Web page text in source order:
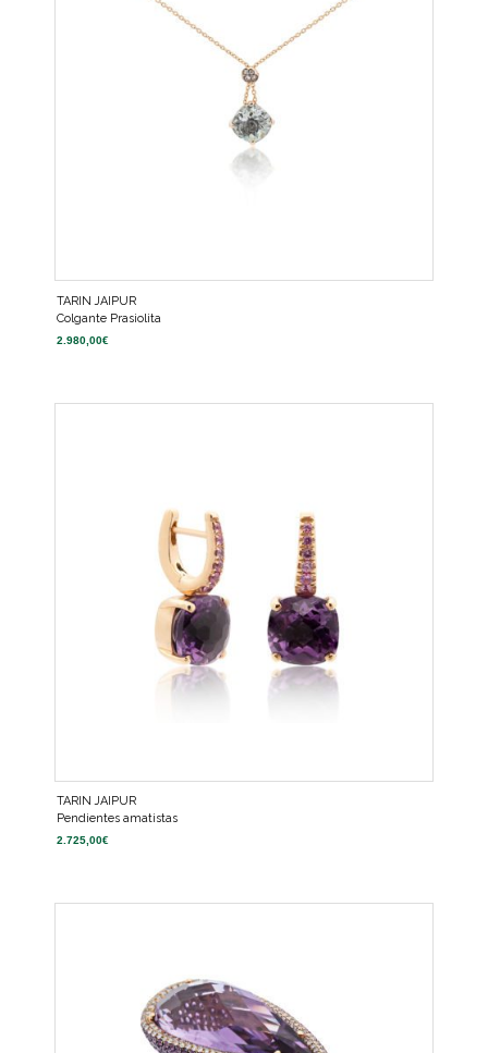
TARIN JAIPUR
Colgante Prasiolita
2.980,00€
TARIN JAIPUR
Pendientes amatistas
2.725,00€